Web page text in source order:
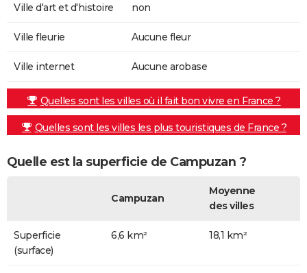
Ville d'art et d'histoire non
Ville fleurie Aucune fleur
Ville internet Aucune arobase
Quelles sont les villes où il fait bon vivre en France ?
Quelles sont les villes les plus touristiques de France ?
Quelle est la superficie de Campuzan ?
Campuzan
Moyenne
des villes
Superficie
(surface)
6,6 km² 18,1 km²